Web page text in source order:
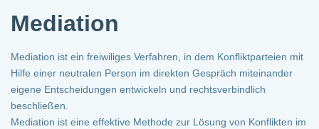
Mediation
Mediation ist ein freiwiliges Verfahren, in dem Konfliktparteien mit
Hilfe einer neutralen Person im direkten Gespräch miteinander
eigene Entscheidungen entwickeln und rechtsverbindlich
beschließen.
Mediation ist eine effektive Methode zur Lösung von Konflikten im